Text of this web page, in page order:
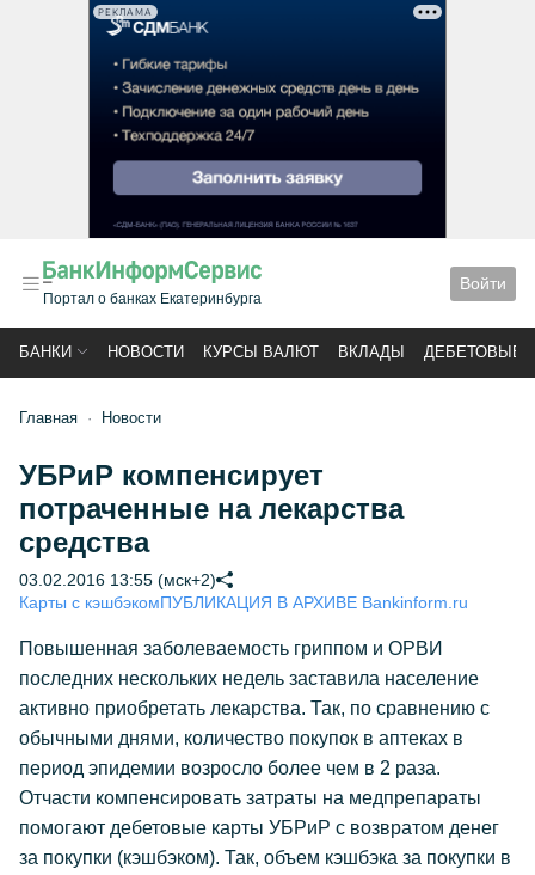
РЕКЛАМА
Портал о банках Екатеринбурга
Войти
БАНКИ НОВОСТИ КУРСЫ ВАЛЮТ ВКЛАДЫ ДЕБЕТОВЫЕ
Главная Новости
УБРиР компенсирует
потраченные на лекарства
средства
03.02.2016 13:55 (мск+2)
Карты с кэшбэкомПУБЛИКАЦИЯ В АРХИВЕ Bankinform.ru
Повышенная заболеваемость гриппом и ОРВИ
последних нескольких недель заставила население
активно приобретать лекарства. Так, по сравнению с
обычными днями, количество покупок в аптеках в
период эпидемии возросло более чем в 2 раза.
Отчасти компенсировать затраты на медпрепараты
помогают дебетовые карты УБРиР с возвратом денег
за покупки (кэшбэком). Так, объем кэшбэка за покупки в